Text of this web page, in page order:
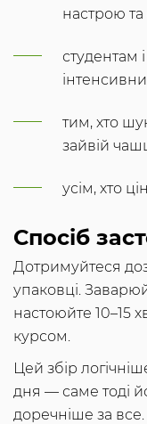
настрою та
студентам
тим, хто
зайвій
усім, хто
Спосіб
Дотримуйтеся
упаковці.
настоюйте 10–15
курсом.
Цей збір
дня — саме тоді
доречніше за все.